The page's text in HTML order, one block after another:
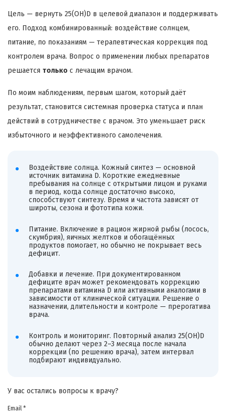
Цель — вернуть 25(OH)D в целевой диапазон и поддерживать
его. Подход комбинированный: воздействие солнцем,
питание, по показаниям — терапевтическая коррекция под
контролем врача. Вопрос о применении любых препаратов
решается только с лечащим врачом.
По моим наблюдениям, первым шагом, который даёт
результат, становится системная проверка статуса и план
действий в сотрудничестве с врачом. Это уменьшает риск
избыточного и неэффективного самолечения.
Воздействие солнца. Кожный синтез — основной
источник витамина D. Короткие ежедневные
пребывания на солнце с открытыми лицом и руками
в период, когда солнце достаточно высоко,
способствуют синтезу. Время и частота зависят от
широты, сезона и фототипа кожи.
Питание. Включение в рацион жирной рыбы (лосось,
скумбрия), яичных желтков и обогащённых
продуктов помогает, но обычно не покрывает весь
дефицит.
Добавки и лечение. При документированном
дефиците врач может рекомендовать коррекцию
препаратами витамина D или активными аналогами в
зависимости от клинической ситуации. Решение о
назначении, длительности и контроле — прерогатива
врача.
Контроль и мониторинг. Повторный анализ 25(OH)D
обычно делают через 2–3 месяца после начала
коррекции (по решению врача), затем интервал
подбирают индивидуально.
У вас остались вопросы к врачу?
Email *